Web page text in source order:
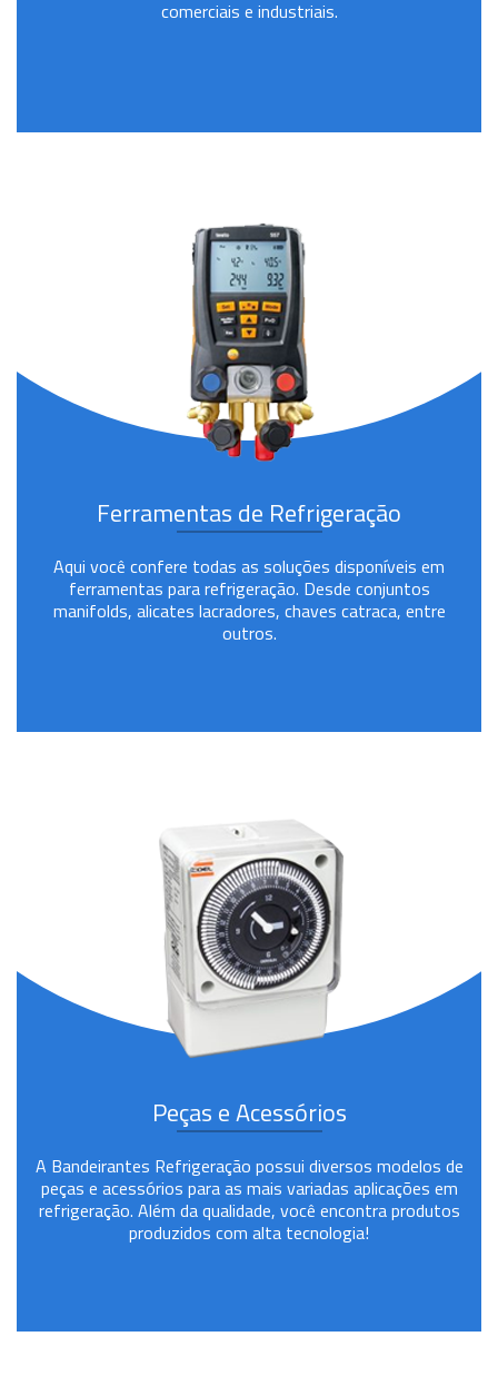
comerciais e industriais.
Ferramentas de Refrigeração
Aqui você confere todas as soluções disponíveis em
ferramentas para refrigeração. Desde conjuntos
manifolds, alicates lacradores, chaves catraca, entre
outros.
Peças e Acessórios
A Bandeirantes Refrigeração possui diversos modelos de
peças e acessórios para as mais variadas aplicações em
refrigeração. Além da qualidade, você encontra produtos
produzidos com alta tecnologia!